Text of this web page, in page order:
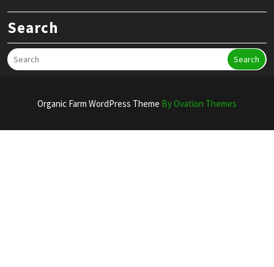
Search
Search
Organic Farm WordPress Theme By Ovation Themes